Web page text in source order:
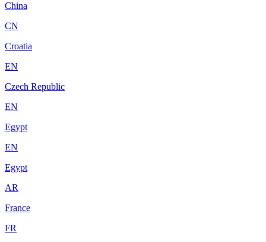
China
CN
Croatia
EN
Czech Republic
EN
Egypt
EN
Egypt
AR
France
FR